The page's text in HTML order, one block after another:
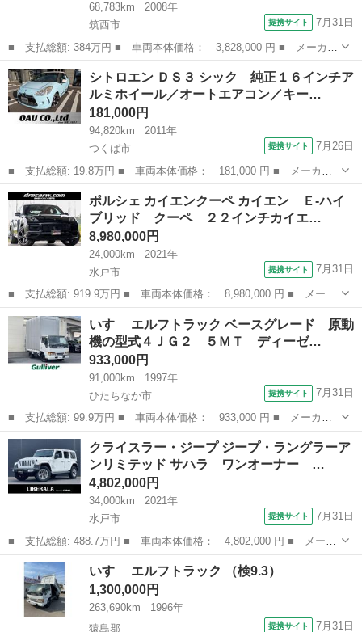
68,783km
2008年
筑西市
提携サイト 7月31日
■ 支払総額: 384万円 ■ 車両本体価格： 3,828,000 円 ■ メーカー
名： いすゞ ■ 車種名： エルフトラック ■ グレード名： ク
レーン付平ボディ 上物古河ユニック製 ５段ブーム ラジコン付
（無線） フ...
茨城 筑西市 その他
シトロエン ＤＳ３ シック 純正１６インチア
ルミホイール／オートエアコン／キー…
181,000円
94,820km
2011年
つくば市
提携サイト 7月26日
■ 支払総額: 19.8万円 ■ 車両本体価格： 181,000 円 ■ メーカー
名： シトロエン ■ 車種名： ＤＳ３ ■ グレード名： シック
純正１６インチアルミホイール／オートエアコン／キーレス／ ■ 排
気量： 1...
茨城 つくば市
ポルシェ カイエンクーペ カイエン Ｅ‐ハイ
ブリッド クーペ ２２インチカイエ…
8,980,000円
24,000km
2021年
水戸市
提携サイト 7月31日
■ 支払総額: 919.9万円 ■ 車両本体価格： 8,980,000 円 ■ メーカ
ー名： ポルシェ ■ 車種名： カイエンクーペ ■ グレード名：
カイエン Ｅ‐ハイブリッド クーペ ２２インチカイエンスポーツク
ラシッ...
茨城 水戸市 その他
いすゞ エルフトラック ベースグレード 原動
機の型式４ＪＧ２ ５ＭＴ ディーゼ…
933,000円
91,000km
1997年
ひたちなか市
提携サイト 7月31日
■ 支払総額: 99.9万円 ■ 車両本体価格： 933,000 円 ■ メーカー
名： いすゞ ■ 車種名： エルフトラック ■ グレード名： ベー
スグレード 原動機の型式４ＪＧ２ ５ＭＴ ディーゼル リアダブ
ルタイヤ 荷...
茨城 ひたちなか市 その他
クライスラー・ジープ ジープ・ラングラーア
ンリミテッド サハラ ワンオーナー …
4,802,000円
34,000km
2021年
水戸市
提携サイト 7月31日
■ 支払総額: 488.7万円 ■ 車両本体価格： 4,802,000 円 ■ メーカ
ー名： クライスラー・ジープ ■ 車種名： ジープ・ラングラーア
ンリミテッド ■ グレード名： サハラ ワンオーナー 衝突軽減
Ｂ ＡＣＣ...
茨城 水戸市 その他
いすゞ エルフトラック （検9.3）
1,300,000円
263,690km
1996年
猿島郡
提携サイト 7月31日